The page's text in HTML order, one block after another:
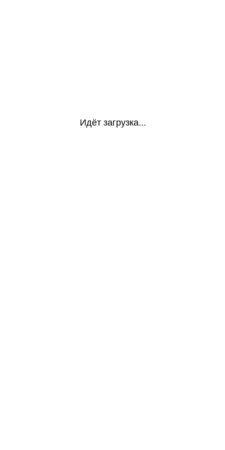
Идёт загрузка...